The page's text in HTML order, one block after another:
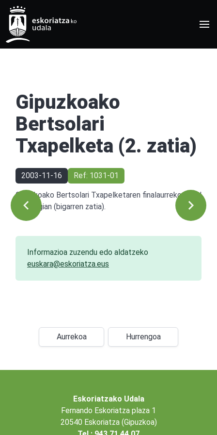
Gipuzkoako
Bertsolari
Txapelketa (2. zatia)
2003-11-16 Ref: 1031-01
Gipuzkoako Bertsolari Txapelketaren finalaurrekoa udal
kiroldegian (bigarren zatia).
Informazioa zuzendu edo aldatzeko
euskara@eskoriatza.eus
Aurrekoa Hurrengoa
Eskoriatzako Udala
Fernando Eskoriatza plaza 1
20540 Eskoriatza (Gipuzkoa)